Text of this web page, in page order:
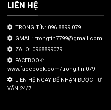
LIÊN HỆ
TRỌNG TÍN: 096.8899.079
GMAIL: trongtin7799@gmail.com
ZALO: 0968899079
FACEBOOK:
www.facebook.com/trong.tin.079
LIÊN HỆ NGAY ĐỂ NHẬN ĐƯỢC TƯ
VẤN 24/7.